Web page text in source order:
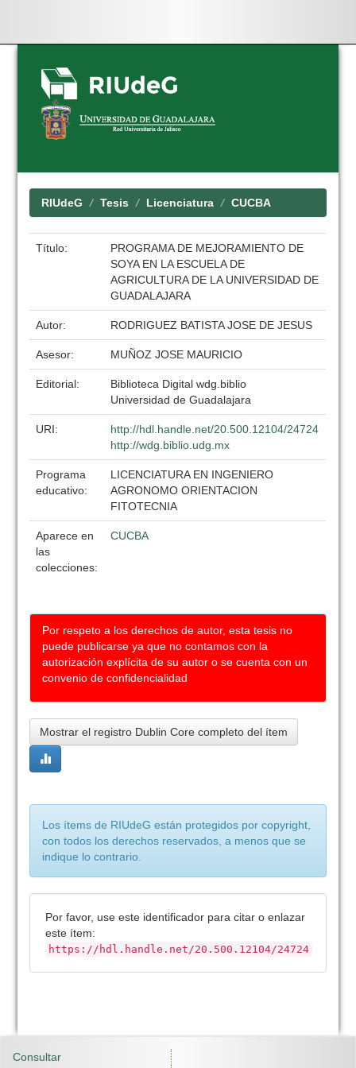
Skip
navigation
RIUdeG Tesis Licenciatura CUCBA
Título:
PROGRAMA DE MEJORAMIENTO DE
SOYA EN LA ESCUELA DE
AGRICULTURA DE LA UNIVERSIDAD DE
GUADALAJARA
Autor: RODRIGUEZ BATISTA JOSE DE JESUS
Asesor: MUÑOZ JOSE MAURICIO
Editorial:
Biblioteca Digital wdg.biblio
Universidad de Guadalajara
URI:
http://hdl.handle.net/20.500.12104/24724
http://wdg.biblio.udg.mx
Programa
educativo:
LICENCIATURA EN INGENIERO
AGRONOMO ORIENTACION
FITOTECNIA
Aparece en
las
colecciones:
CUCBA
Por respeto a los derechos de autor, esta tesis no
puede publicarse ya que no contamos con la
autorización explícita de su autor o se cuenta con un
convenio de confidencialidad
Mostrar el registro Dublin Core completo del ítem
Los ítems de RIUdeG están protegidos por copyright,
con todos los derechos reservados, a menos que se
indique lo contrario.
Por favor, use este identificador para citar o enlazar
este ítem:
https://hdl.handle.net/20.500.12104/24724
Consultar